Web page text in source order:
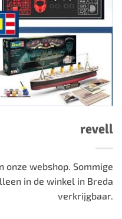
revell
webshop. Sommige
in de winkel in Breda
verkrijgbaar.